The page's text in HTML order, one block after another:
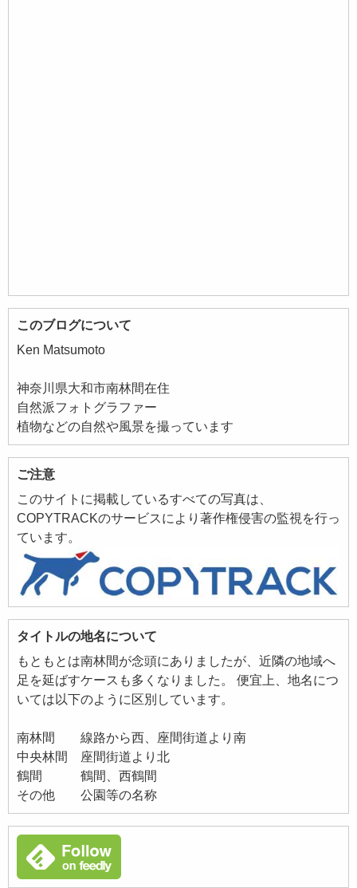
このブログについて
Ken Matsumoto
神奈川県大和市南林間在住
自然派フォトグラファー
植物などの自然や風景を撮っています
ご注意
このサイトに掲載しているすべての写真は、
COPYTRACKのサービスにより著作権侵害の監視を行っ
ています。
タイトルの地名について
もともとは南林間が念頭にありましたが、近隣の地域へ
足を延ばすケースも多くなりました。 便宜上、地名につ
いては以下のように区別しています。
南林間 線路から西、座間街道より南
中央林間 座間街道より北
鶴間 鶴間、西鶴間
その他 公園等の名称